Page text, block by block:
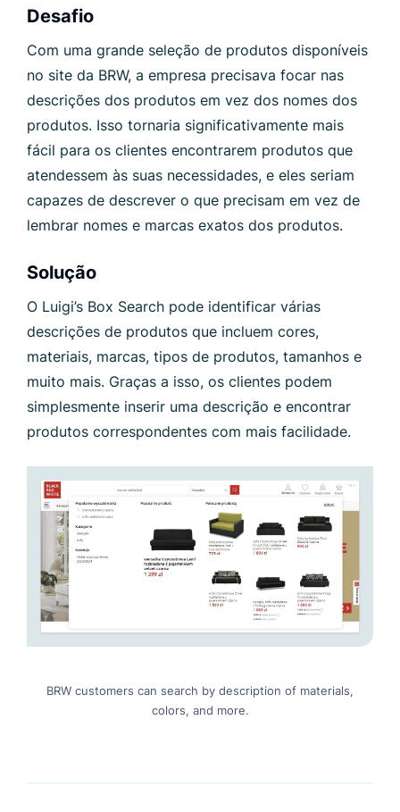
Desafio
Com uma grande seleção de produtos disponíveis
no site da BRW, a empresa precisava focar nas
descrições dos produtos em vez dos nomes dos
produtos. Isso tornaria significativamente mais
fácil para os clientes encontrarem produtos que
atendessem às suas necessidades, e eles seriam
capazes de descrever o que precisam em vez de
lembrar nomes e marcas exatos dos produtos.
Solução
O Luigi’s Box Search pode identificar várias
descrições de produtos que incluem cores,
materiais, marcas, tipos de produtos, tamanhos e
muito mais. Graças a isso, os clientes podem
simplesmente inserir uma descrição e encontrar
produtos correspondentes com mais facilidade.
BRW customers can search by description of materials,
colors, and more.